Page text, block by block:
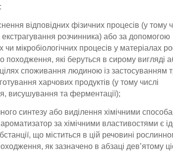
відповідних фізичних процесів (у тому
екстрагування розчинника) або за допомогою
чи мікробіологічних процесів у матеріалах
походження, які беруться в сирому вигляді
споживання людиною із застосуванням
харчових продуктів (у тому числі
висушування та ферментації);
синтезу або виділення хімічними
за хімічними властивостями є
що міститься в цій речовині
як зазначено в абзаці дев’ятому